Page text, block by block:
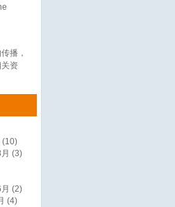
播，
资
(10)
(3)
(2)
(4)